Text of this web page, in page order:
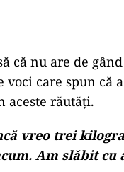
că nu are de
voci care spun
aceste răutăți.
vreo trei
Am slăbit